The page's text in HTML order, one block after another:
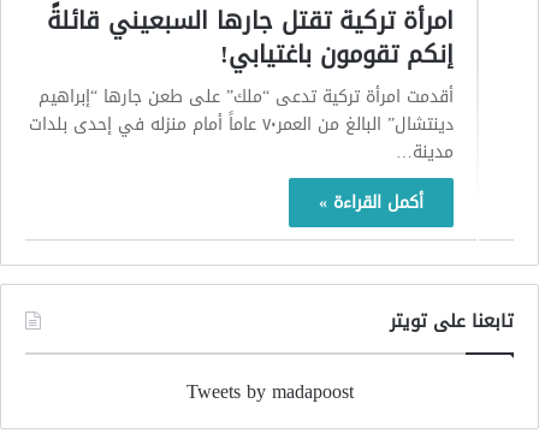
امرأة تركية تقتل جارها السبعيني قائلةً
إنكم تقومون باغتيابي!
أقدمت امرأة تركية تدعى “ملك” على طعن جارها “إبراهيم
دينتشال” البالغ من العمر٧٠ عاماً أمام منزله في إحدى بلدات
مدينة…
أكمل القراءة »
تابعنا على تويتر
Tweets by madapoost